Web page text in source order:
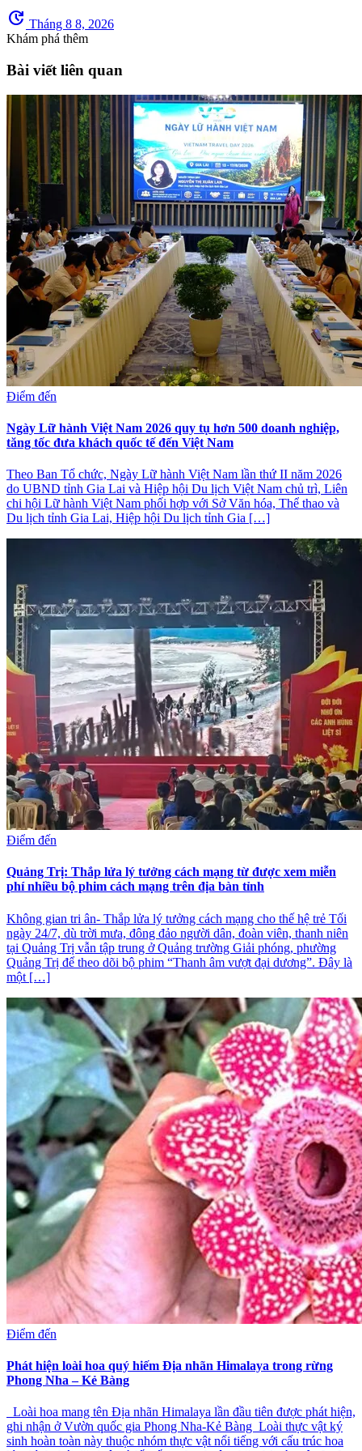
update Tháng 8 8, 2026
Khám phá thêm
Bài viết liên quan
Điểm đến
Ngày Lữ hành Việt Nam 2026 quy tụ hơn 500 doanh nghiệp,
tăng tốc đưa khách quốc tế đến Việt Nam
Theo Ban Tổ chức, Ngày Lữ hành Việt Nam lần thứ II năm 2026
do UBND tỉnh Gia Lai và Hiệp hội Du lịch Việt Nam chủ trì, Liên
chi hội Lữ hành Việt Nam phối hợp với Sở Văn hóa, Thể thao và
Du lịch tỉnh Gia Lai, Hiệp hội Du lịch tỉnh Gia […]
Điểm đến
Quảng Trị: Thắp lửa lý tưởng cách mạng từ được xem miễn
phí nhiều bộ phim cách mạng trên địa bàn tỉnh
Không gian tri ân- Thắp lửa lý tưởng cách mạng cho thế hệ trẻ Tối
ngày 24/7, dù trời mưa, đông đảo người dân, đoàn viên, thanh niên
tại Quảng Trị vẫn tập trung ở Quảng trường Giải phóng, phường
Quảng Trị để theo dõi bộ phim “Thanh âm vượt đại dương”. Đây là
một […]
Điểm đến
Phát hiện loài hoa quý hiếm Địa nhãn Himalaya trong rừng
Phong Nha – Kẻ Bàng
Loài hoa mang tên Địa nhãn Himalaya lần đầu tiên được phát hiện,
ghi nhận ở Vườn quốc gia Phong Nha-Kẻ Bàng Loài thực vật ký
sinh hoàn toàn này thuộc nhóm thực vật nổi tiếng với cấu trúc hoa